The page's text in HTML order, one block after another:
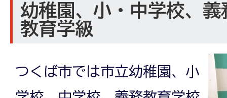
幼稚園、小・中学校、
教育学級
つくば市では市立幼稚園、小